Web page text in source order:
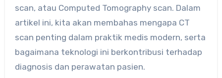
scan, atau Computed Tomography scan. Dalam
artikel ini, kita akan membahas mengapa CT
scan penting dalam praktik medis modern, serta
bagaimana teknologi ini berkontribusi terhadap
diagnosis dan perawatan pasien.